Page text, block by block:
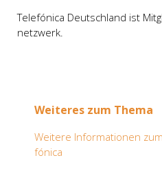
Tele­fó­ni­ca Deutsch­land ist
netz­werk.
Wei­te­res zum The­ma
Wei­te­re Infor­ma­tio­nen
fó­ni­ca